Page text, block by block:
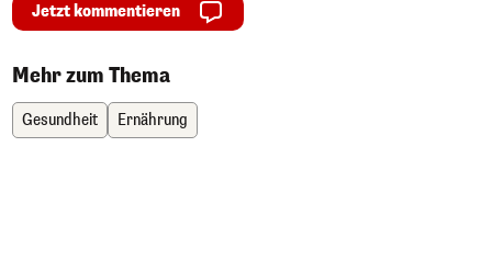
Jetzt kommentieren
Mehr zum Thema
Gesundheit Ernährung